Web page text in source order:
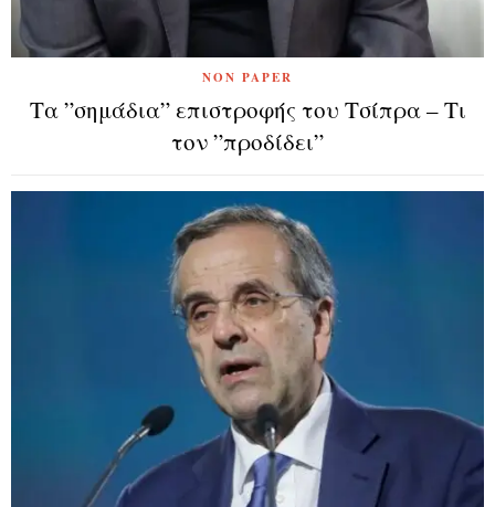
NON PAPER
Τα ”σημάδια” επιστροφής του Τσίπρα – Τι
τον ”προδίδει”